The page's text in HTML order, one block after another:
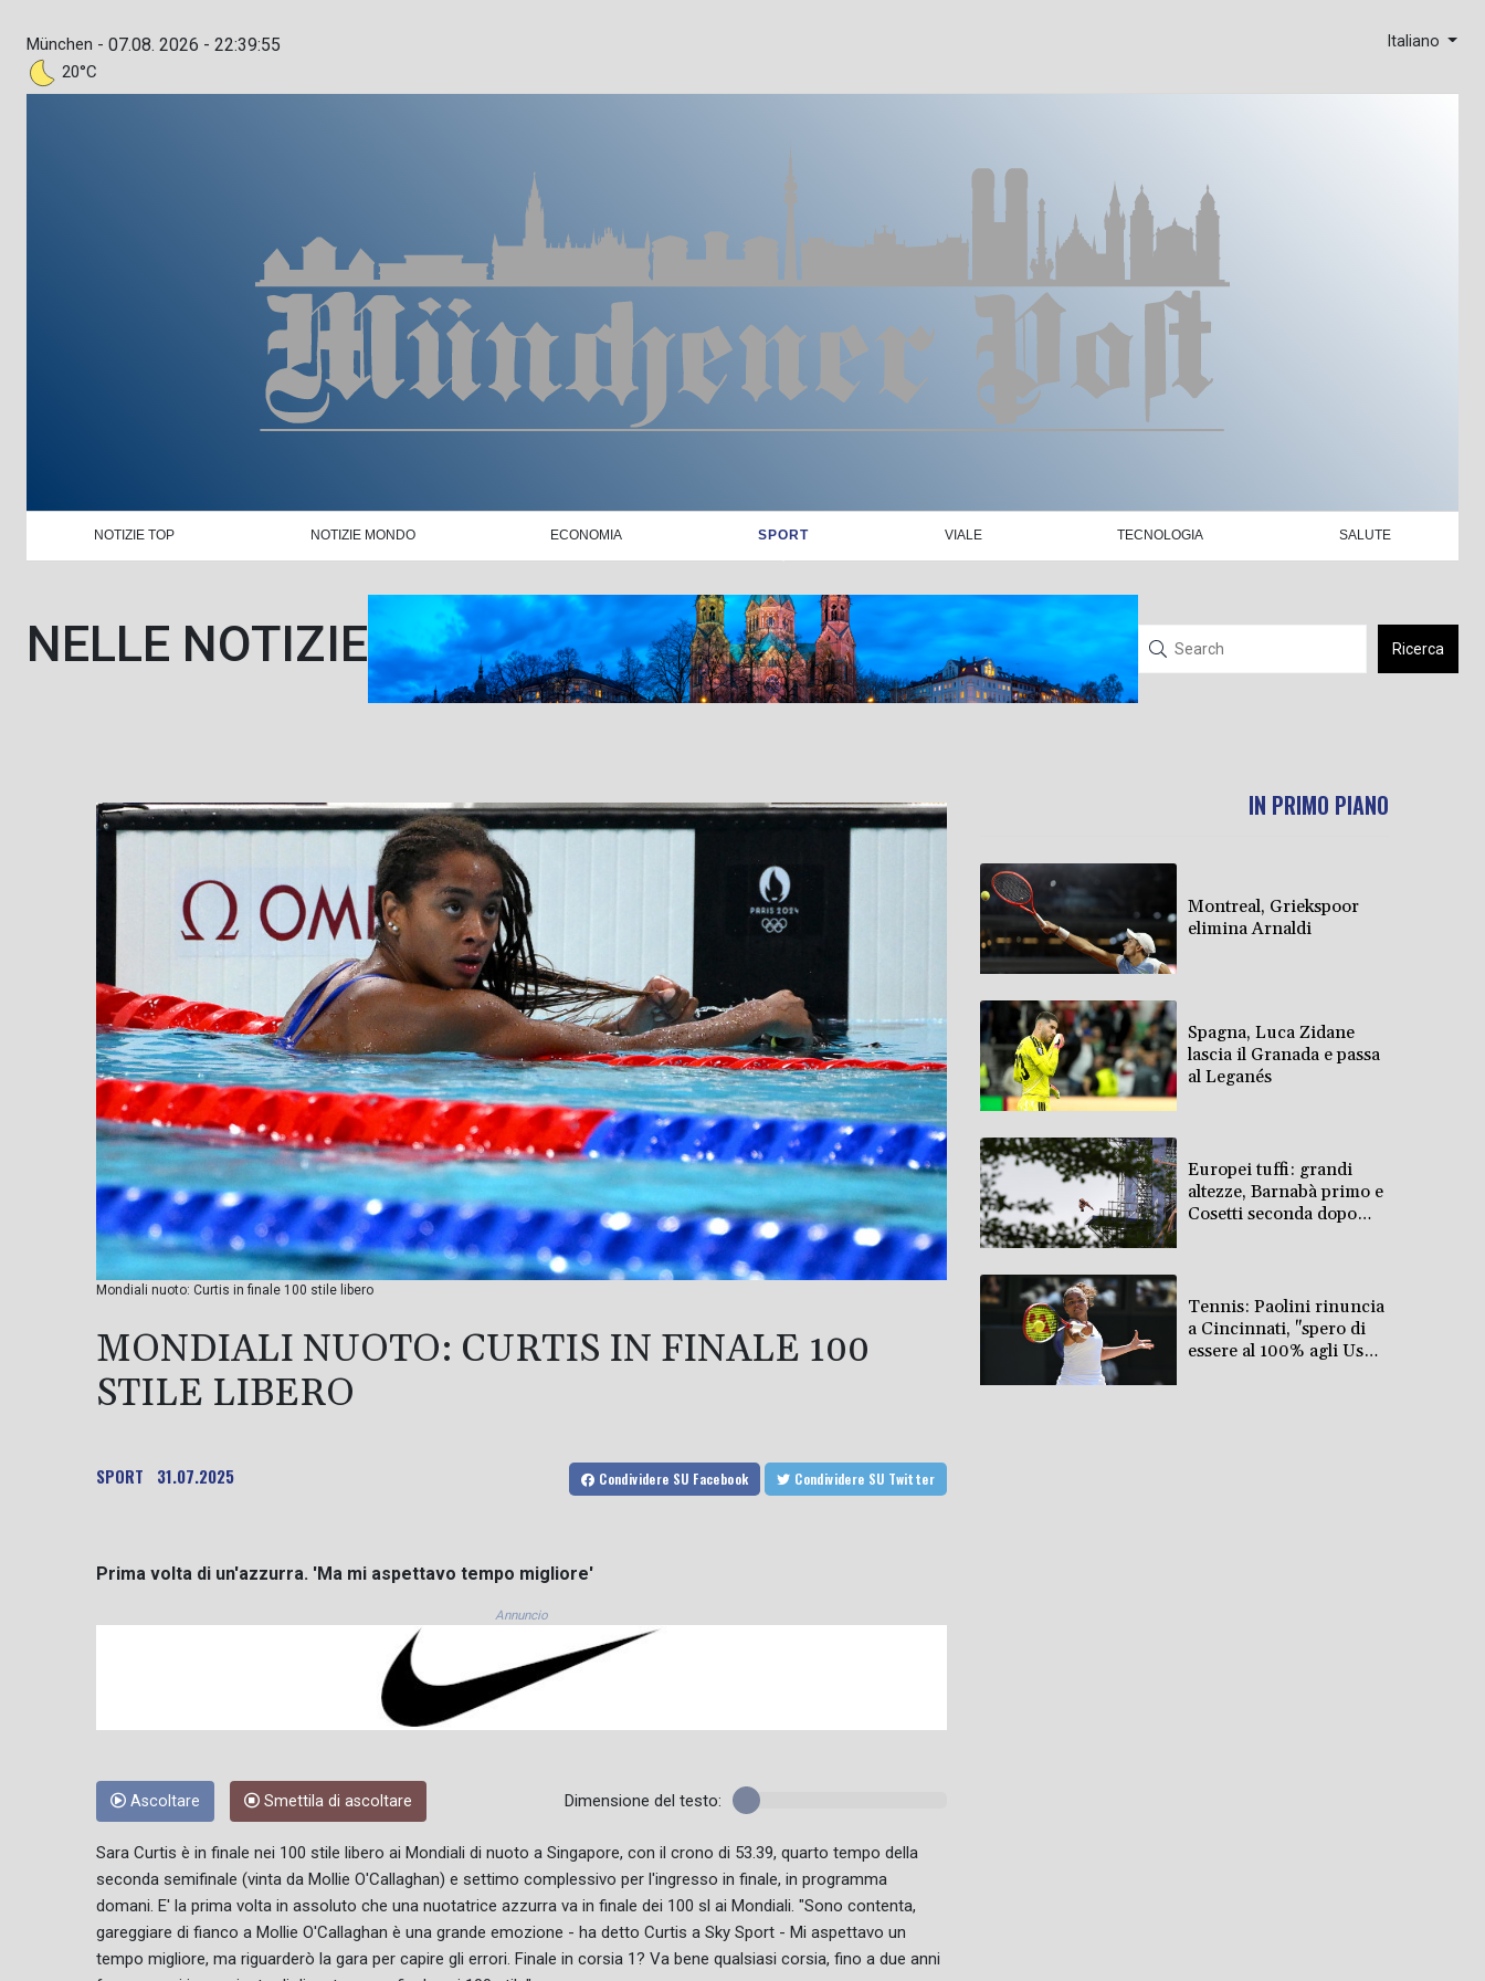
München -
20°C
07.08. 2026 - 22:39:56 Italiano
NOTIZIE TOP NOTIZIE MONDO ECONOMIA SPORT VIALE TECNOLOGIA SALUTE
NELLE NOTIZIE Ricerca
Mondiali nuoto: Curtis in finale 100 stile libero
MONDIALI NUOTO: CURTIS IN FINALE 100
STILE LIBERO
SPORT 31.07.2025 Condividere SU Facebook Condividere SU Twitter
Prima volta di un'azzurra. 'Ma mi aspettavo tempo migliore'
Annuncio
Ascoltare Smettila di ascoltare Dimensione del testo:
Sara Curtis è in finale nei 100 stile libero ai Mondiali di nuoto a Singapore, con il crono di 53.39, quarto tempo della
seconda semifinale (vinta da Mollie O'Callaghan) e settimo complessivo per l'ingresso in finale, in programma
domani. E' la prima volta in assoluto che una nuotatrice azzurra va in finale dei 100 sl ai Mondiali. "Sono contenta,
gareggiare di fianco a Mollie O'Callaghan è una grande emozione - ha detto Curtis a Sky Sport - Mi aspettavo un
tempo migliore, ma riguarderò la gara per capire gli errori. Finale in corsia 1? Va bene qualsiasi corsia, fino a due anni
IN PRIMO PIANO
Montreal, Griekspoor
elimina Arnaldi
Spagna, Luca Zidane
lascia il Granada e passa
al Leganés
Europei tuffi: grandi
altezze, Barnabà primo e
Cosetti seconda dopo
Tennis: Paolini rinuncia
a Cincinnati, "spero di
essere al 100% agli Us